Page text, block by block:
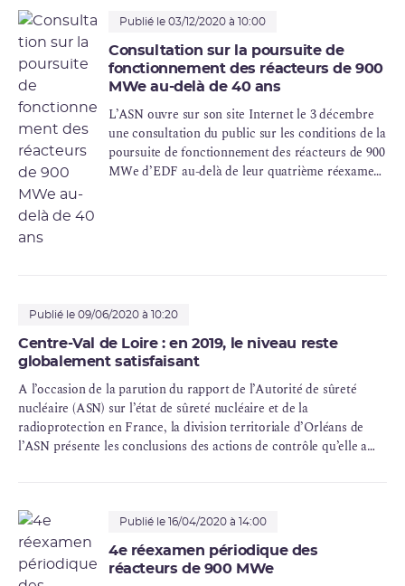
Publié le 03/12/2020 à 10:00
Consultation sur la poursuite de
fonctionnement des réacteurs de 900
MWe au-delà de 40 ans
L’ASN ouvre sur son site Internet le 3 décembre
une consultation du public sur les conditions de la
poursuite de fonctionnement des réacteurs de 900
MWe d’EDF au-delà de leur quatrième réexamen
communes à tous les réacteurs, ceux-ci étant
conçus sur un modèle similaire.
Publié le 09/06/2020 à 10:20
Centre-Val de Loire : en 2019, le niveau reste
globalement satisfaisant
A l’occasion de la parution du rapport de l’Autorité de sûreté
nucléaire (ASN) sur l’état de sûreté nucléaire et de la
radioprotection en France, la division territoriale d’Orléans de
l’ASN présente les conclusions des actions de contrôle qu’elle a
Publié le 16/04/2020 à 14:00
4e réexamen périodique des
réacteurs de 900 MWe